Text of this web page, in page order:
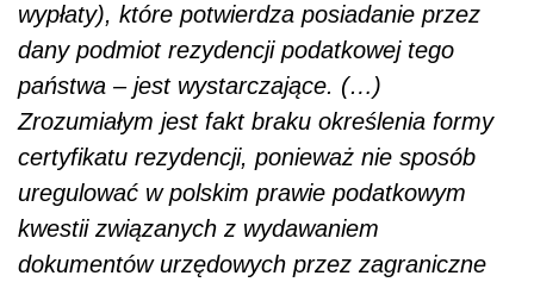
wypłaty), które potwierdza posiadanie przez
dany podmiot rezydencji podatkowej tego
państwa – jest wystarczające. (…)
Zrozumiałym jest fakt braku określenia formy
certyfikatu rezydencji, ponieważ nie sposób
uregulować w polskim prawie podatkowym
kwestii związanych z wydawaniem
dokumentów urzędowych przez zagraniczne